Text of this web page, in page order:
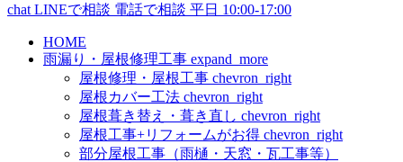
chat LINEで相談 電話で相談 平日 10:00-17:00
HOME
雨漏り・屋根修理工事 expand_more
屋根修理・屋根工事 chevron_right
屋根カバー工法 chevron_right
屋根葺き替え・葺き直し chevron_right
屋根工事+リフォームがお得 chevron_right
部分屋根工事（雨樋・天窓・瓦工事等）